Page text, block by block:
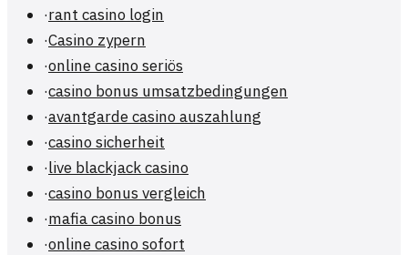
·rant casino login
·Casino zypern
·online casino seriös
·casino bonus umsatzbedingungen
·avantgarde casino auszahlung
·casino sicherheit
·live blackjack casino
·casino bonus vergleich
·mafia casino bonus
·online casino sofort